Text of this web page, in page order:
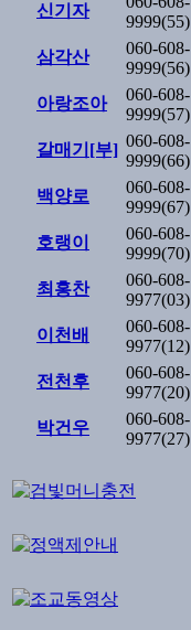
신기자
9999(55)
삼각산
060-608-
9999(56)
아랑조아
060-608-
9999(57)
갈매기[부] 060-608-
9999(66)
백양로
060-608-
9999(67)
호랭이
060-608-
9999(70)
최홍찬
060-608-
9977(03)
이천배
060-608-
9977(12)
전천후
060-608-
9977(20)
박건우
060-608-
9977(27)